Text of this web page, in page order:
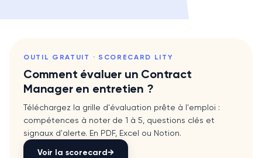
OUTIL GRATUIT · SCORECARD LITY
Comment évaluer un Contract
Manageren entretien ?
Téléchargez la grille d'évaluation prête à l'emploi :
compétences à noter de 1 à 5, questions clés et
signaux d'alerte. En PDF, Excel ou Notion.
Voir la scorecard→